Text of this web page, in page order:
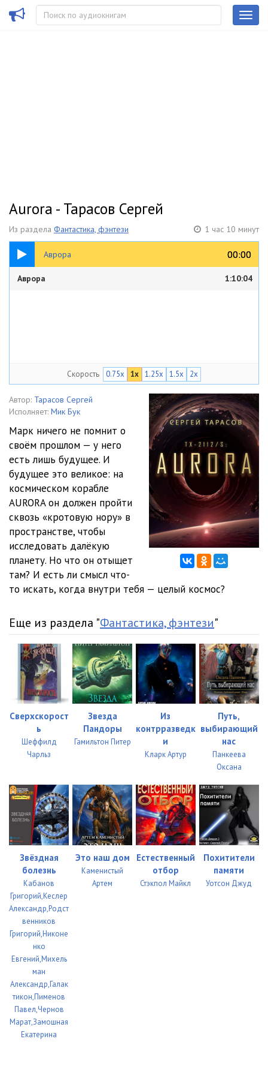
Aurora - Тарасов Сергей
Из раздела Фантастика, фэнтези 1 час 10 минут
Аврора 00:00
00:00
1:10:04
Аврора 1:10:04
Скорость 0.75x 1x 1.25x 1.5x 2x
Автор: Тарасов Сергей
Исполняет: Мик Бук
Марк ничего не помнит о
своём прошлом — у него
есть лишь будущее. И
будущее это великое: на
космическом корабле
AURORA он должен пройти
сквозь «кротовую нору» в
пространстве, чтобы
исследовать далёкую
планету. Но что он отыщет
там? И есть ли смысл что-
то искать, когда внутри тебя — целый космос?
Еще из раздела "Фантастика, фэнтези"
Сверхскорост
ь
Шеффилд
Чарльз
Звезда
Пандоры
Гамильтон Питер
Из
контрразведк
и
Кларк Артур
Путь,
выбирающий
нас
Панкеева
Оксана
Звёздная
болезнь
Кабанов
Григорий,Кеслер
Александр,Родст
венников
Григорий,Никоне
нко
Евгений,Михель
ман
Александр,Галак
тикон,Пименов
Павел,Чернов
Марат,Замошная
Екатерина
Это наш дом
Каменистый
Артем
Естественный
отбор
Стэкпол Майкл
Похитители
памяти
Уотсон Джуд